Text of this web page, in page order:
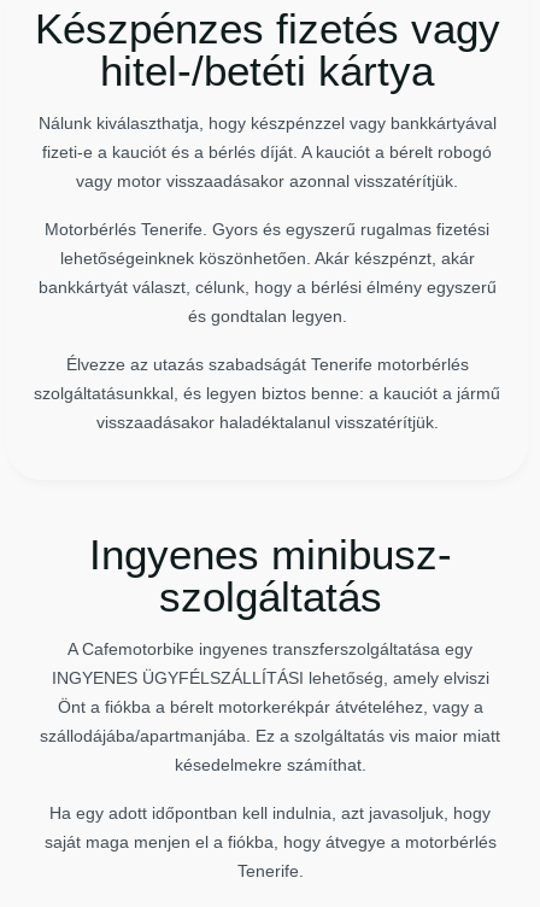
Készpénzes fizetés vagy
hitel-/betéti kártya
Nálunk kiválaszthatja, hogy készpénzzel vagy bankkártyával
fizeti-e a kauciót és a bérlés díját. A kauciót a bérelt robogó
vagy motor visszaadásakor azonnal visszatérítjük.
Motorbérlés Tenerife. Gyors és egyszerű rugalmas fizetési
lehetőségeinknek köszönhetően. Akár készpénzt, akár
bankkártyát választ, célunk, hogy a bérlési élmény egyszerű
és gondtalan legyen.
Élvezze az utazás szabadságát Tenerife motorbérlés
szolgáltatásunkkal, és legyen biztos benne: a kauciót a jármű
visszaadásakor haladéktalanul visszatérítjük.
Ingyenes minibusz-
szolgáltatás
A Cafemotorbike ingyenes transzferszolgáltatása egy
INGYENES ÜGYFÉLSZÁLLÍTÁSI lehetőség, amely elviszi
Önt a fiókba a bérelt motorkerékpár átvételéhez, vagy a
szállodájába/apartmanjába. Ez a szolgáltatás vis maior miatt
késedelmekre számíthat.
Ha egy adott időpontban kell indulnia, azt javasoljuk, hogy
saját maga menjen el a fiókba, hogy átvegye a motorbérlés
Tenerife.